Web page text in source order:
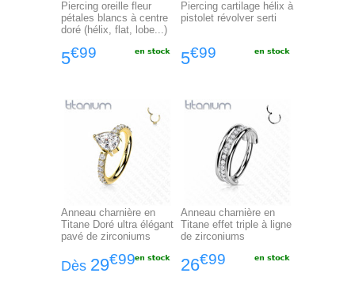
Piercing oreille fleur
pétales blancs à centre
doré (hélix, flat, lobe...)
5€99
Piercing cartilage hélix à
pistolet révolver serti
5€99
Anneau charnière en
Titane Doré ultra élégant
pavé de zirconiums
Dès 29€99
Anneau charnière en
Titane effet triple à ligne
de zirconiums
26€99